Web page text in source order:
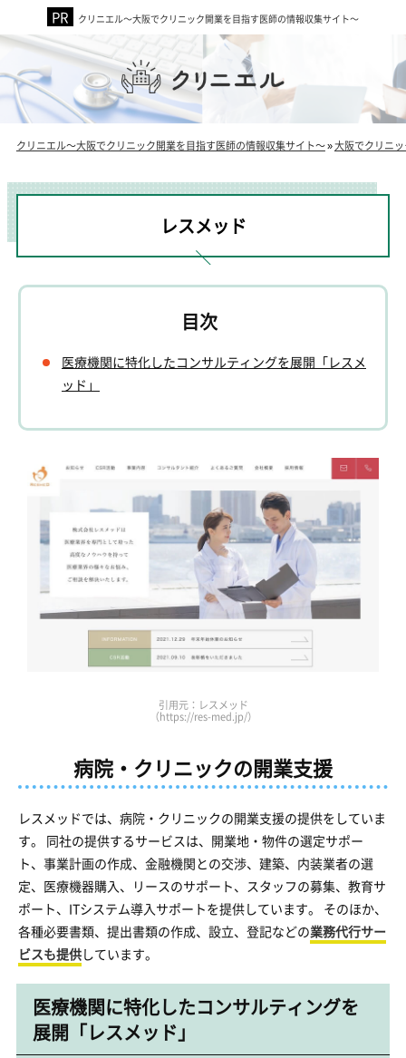
クリニエル～大阪でクリニック開業を目指す医師の情報収集サイト～
クリニエル～大阪でクリニック開業を目指す医師の情報収集サイト～»大阪でクリニ
レスメッド
医療機関に特化したコンサルティングを展開「レスメ
ッド」
引用元：レスメッド
（https://res-med.jp/）
病院・クリニックの開業支援
レスメッドでは、病院・クリニックの開業支援の提供をしていま
す。 同社の提供するサービスは、開業地・物件の選定サポー
ト、事業計画の作成、金融機関との交渉、建築、内装業者の選
定、医療機器購入、リースのサポート、スタッフの募集、教育サ
ポート、ITシステム導入サポートを提供しています。 そのほか、
各種必要書類、提出書類の作成、設立、登記などの業務代行サー
ビスも提供しています。
医療機関に特化したコンサルティングを
展開「レスメッド」